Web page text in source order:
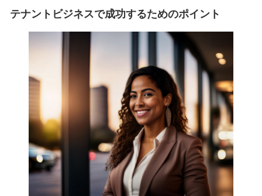
テナントビジネスで成功するためのポイント